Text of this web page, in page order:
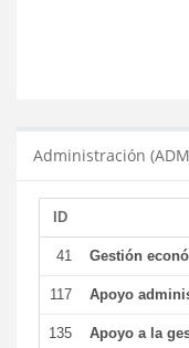
Administración
ID
41 Gestión
117 Apoyo
135 Apoyo a la